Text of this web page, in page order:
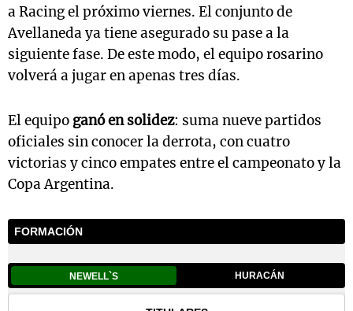
a Racing el próximo viernes. El conjunto de
Avellaneda ya tiene asegurado su pase a la
siguiente fase. De este modo, el equipo rosarino
volverá a jugar en apenas tres días.
El equipo ganó en solidez: suma nueve partidos
oficiales sin conocer la derrota, con cuatro
victorias y cinco empates entre el campeonato y la
Copa Argentina.